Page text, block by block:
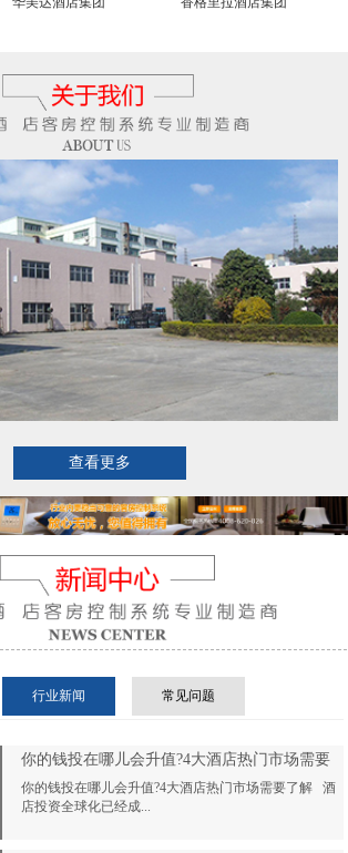
查看更多
行业新闻 常见问题
你的钱投在哪儿会升值?4大酒店热门市场需要
了解
你的钱投在哪儿会升值?4大酒店热门市场需要了解 酒
店投资全球化已经成...